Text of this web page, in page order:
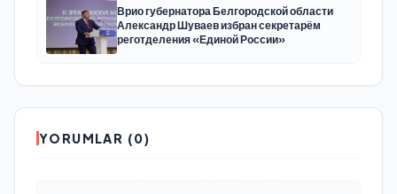
Врио губернатора Белгородской области
Александр Шуваев избран секретарём
реготделения «Единой России»
YORUMLAR (0)